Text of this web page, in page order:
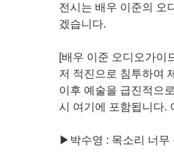
전시는 배우 이준의 오
겠습니다.
[배우 이준 오디오가이
저 적진으로 침투하여
이후 예술을 급진적으
시 여기에 포함됩니다.
▶박수영 : 목소리 너무